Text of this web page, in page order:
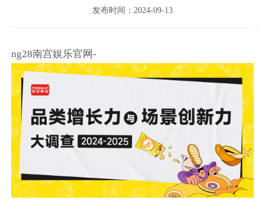
发布时间：2024-09-13
ng28南宫娱乐官网-